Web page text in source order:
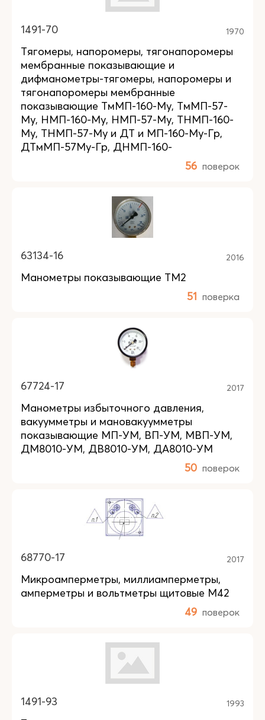
1491-70 1970
Тягомеры, напоромеры, тягонапоромеры
мембранные показывающие и
дифманометры-тягомеры, напоромеры и
тягонапоромеры мембранные
показывающие ТмМП-160-Му, ТмМП-57-
Му, НМП-160-Му, НМП-57-Му, ТНМП-160-
Му, ТНМП-57-Му и ДТ и МП-160-Му-Гр,
ДТмМП-57Му-Гр, ДНМП-160-
56 поверок
63134-16 2016
Манометры показывающие ТМ2
51 поверка
67724-17 2017
Манометры избыточного давления,
вакуумметры и мановакуумметры
показывающие МП-УМ, ВП-УМ, МВП-УМ,
ДМ8010-УМ, ДВ8010-УМ, ДА8010-УМ
50 поверок
68770-17 2017
Микроамперметры, миллиамперметры,
амперметры и вольтметры щитовые М42
49 поверок
1491-93 1993